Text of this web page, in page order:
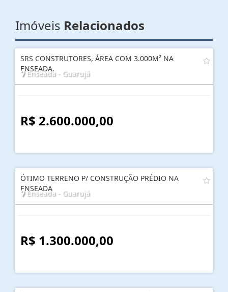
Imóveis Relacionados
SRS CONSTRUTORES, ÁREA COM 3.000M² NA
ENSEADA.
Enseada - Guarujá
R$ 2.600.000,00
ÓTIMO TERRENO P/ CONSTRUÇÃO PRÉDIO NA
ENSEADA
Enseada - Guarujá
R$ 1.300.000,00